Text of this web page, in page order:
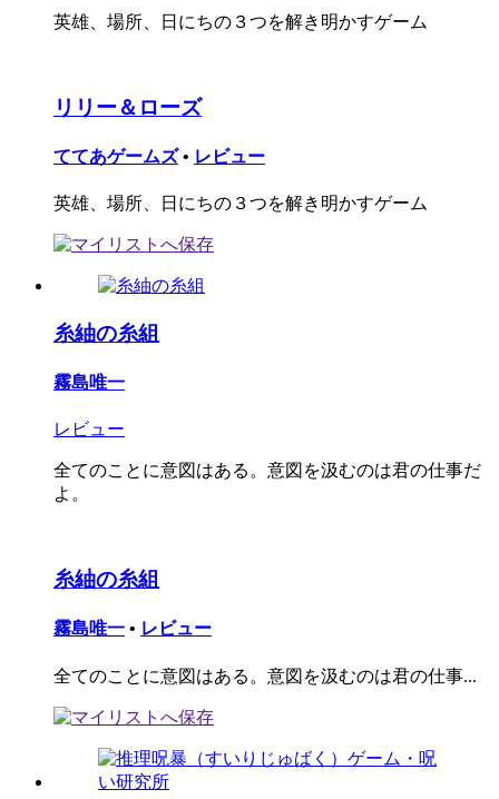
英雄、場所、日にちの３つを解き明かすゲーム
リリー＆ローズ
ててあゲームズ • レビュー
英雄、場所、日にちの３つを解き明かすゲーム
糸紬の糸組
霧島唯一
レビュー
全てのことに意図はある。意図を汲むのは君の仕事だ
よ。
糸紬の糸組
霧島唯一 • レビュー
全てのことに意図はある。意図を汲むのは君の仕事...